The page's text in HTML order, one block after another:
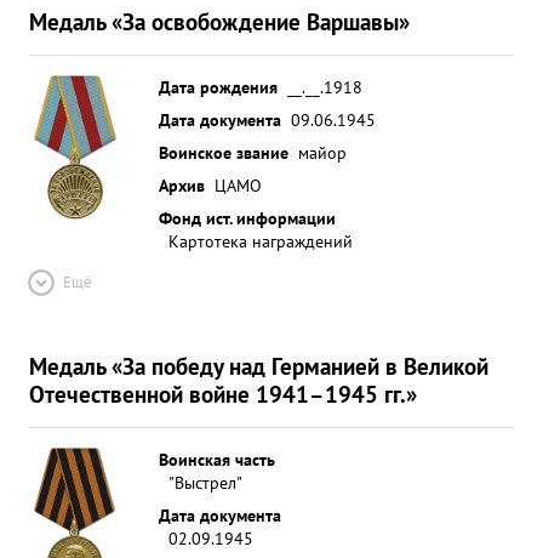
Медаль «За освобождение Варшавы»
Дата рождения
__.__.1918
Дата документа 09.06.1945
Воинское звание майор
Архив ЦАМО
Фонд ист. информации
Картотека награждений
Ещё
Медаль «За победу над Германией в Великой
Отечественной войне 1941–1945 гг.»
Воинская часть
"Выстрел"
Дата документа
02.09.1945